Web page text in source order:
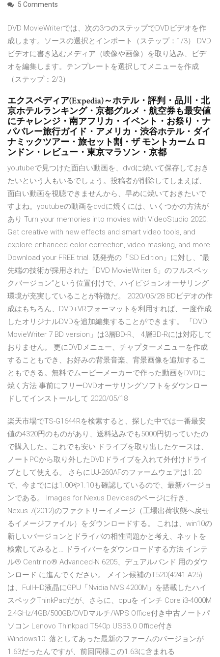
5 Comments
DVD MovieWriterでは、次の3つのステップでDVDビデオを作
成します。ソースの選択とインポート（ステップ：1/3） DVD
ビデオに書き込むメディア（映像や画像）を取り込み、ビデ
オを編集します。テンプレートを選択してメニューを作成
（ステップ：2/3）
エクスペディア(Expedia)～ホテル・評判・品川・北
京ホテルランキング・京都グルメ・航空券も最安値
にチャレンジ・南アフリカ・イベント・お祭り・ナ
パバレー旅行ガイド・アメリカ・渋谷ホテル・ダイ
ナミックツアー・旅セット割・ザ モントカーム ロ
ンドン・レビュー・東京マラソン・京都
youtubeで見つけた面白い動画を、dvdに焼いて保存しておき
たいという人もいるでしょう。投稿者が削除してしまえば、
面白い動画を視聴できませんから、早めに焼いておきたいで
すよね。youtubeの動画をdvdに焼くには、いくつかの方法が
あり Turn your memories into movies with VideoStudio 2020!
Get creative with new effects and smart video tools, and
explore enhanced color correction, video masking, and more.
Download your FREE trial. 既発売の「SD Edition」に対し、“最
先端の技術が採用された「DVD MovieWriter 6」のフルスペッ
クバージョン”という位置付けで、ハイビジョンオーサリング
環境が充実していることが特徴だ。 2020/05/28 BDビデオの作
成はもちろん、DVD+VRフォーマットを利用すれば、一度作成
したオリジナルDVDを追加編集することができます。 「DVD
MovieWriter 7 BD version」は3層BD-R、 4層BD-Rには対応して
おりません。 更にDVDメニュー、チャプターメニューを作成
することもでき、お好みの背景音楽、背景画像を追加するこ
ともできる。無料でムービーメーカーで作った動画をDVDに
焼く方法 事前にフリーDVDオーサリングソフトをダウンロー
ドしてインストールして 2020/05/18
楽天市場でTS-G1644Rを検索すると、探した中では一番最安
値の4320円のものがあり、送料込みでも5000円切っていたの
で購入した。これでも安い ドライブを取り出したケースは、
ノートPCから取り外したDVDドライブを入れて外付けドライ
ブとして使える。 さらにUJ-260AFのファームウェアは1.20
で、今までには1.00や1.10も確認しているので、最新バージョ
ンである。 Images for Nexus Devicesのページに行き、
Nexus 7(2012)のファクトリーイメージ（工場出荷状態へ戻せ
るイメージファイル）をダウンロードする。 これは、win10の
新しいバージョンとドライバの相性問題かと考え、ネットを
検索してみると… ドライバーをダウンロードする方法 インテ
ル® Centrino® Advanced-N 6205、デュアルバンド 用のダウ
ンロード に進んでください。 メイン候補のT520(4241-A25)
は、Full-HD液晶にGPU「Nvidia NVS 4200M」を搭載したハイ
スペックThinkPadだが、さらに、cpuを インチ Core i3-4000M
2.4GHz/4GB/500GB/DVDマルチ/WPS Office付き​​中古ノートパ
ソコン Lenovo Thinkpad T540p USB3.0 Office付き
Windows10 落としてあった最新のファームのバージョンが
1.63だったんですが、前回同様この1.63に含まれる